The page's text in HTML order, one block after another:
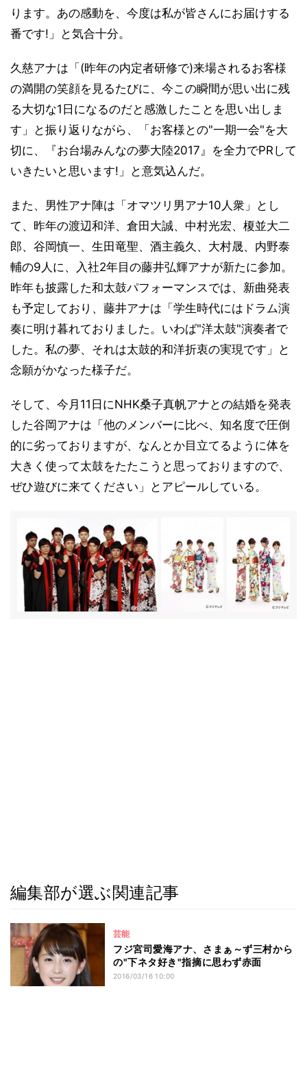
ります。あの感動を、今度は私が皆さんにお届けする
番です!」と気合十分。
久慈アナは「(昨年の内定者研修で)来場されるお客様
の満開の笑顔を見るたびに、今この瞬間が思い出に残
る大切な1日になるのだと感激したことを思い出しま
す」と振り返りながら、「お客様との"一期一会"を大
切に、『お台場みんなの夢大陸2017』を全力でPRして
いきたいと思います!」と意気込んだ。
また、男性アナ陣は「オマツリ男アナ10人衆」とし
て、昨年の渡辺和洋、倉田大誠、中村光宏、榎並大二
郎、谷岡慎一、生田竜聖、酒主義久、大村晟、内野泰
輔の9人に、入社2年目の藤井弘輝アナが新たに参加。
昨年も披露した和太鼓パフォーマンスでは、新曲発表
も予定しており、藤井アナは「学生時代にはドラム演
奏に明け暮れておりました。いわば"洋太鼓"演奏者で
した。私の夢、それは太鼓的和洋折衷の実現です」と
念願がかなった様子だ。
そして、今月11日にNHK桑子真帆アナとの結婚を発表
した谷岡アナは「他のメンバーに比べ、知名度で圧倒
的に劣っておりますが、なんとか目立てるように体を
大きく使って太鼓をたたこうと思っておりますので、
ぜひ遊びに来てください」とアピールしている。
編集部が選ぶ関連記事
芸能
フジ宮司愛海アナ、さまぁ～ず三村から
の"下ネタ好き"指摘に思わず赤面
2016/03/16 10:00